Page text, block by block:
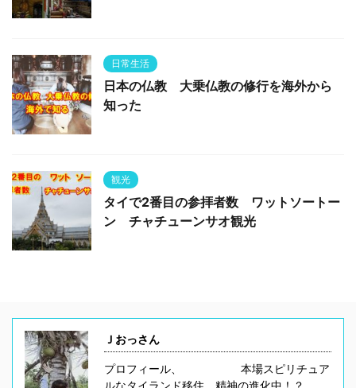
日常生活
日本の仏教 大乗仏教の修行を海外から
知った
観光
タイで2番目の参拝者数 ワットソートー
ン チャチューンサオ観光
Ｊおっさん
プロフィール、 本場スピリチュア
ルなタイランド移住、精神の進化中！？